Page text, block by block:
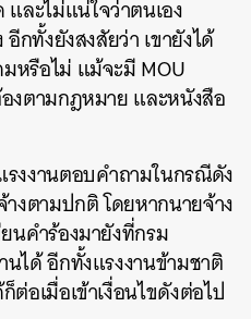
ละไม่แน่ใจว่าตนเอง
อีกทั้งยังสงสัยว่า เขายังได้
หรือไม่ แม้จะมี MOU
งตามกฎหมาย และหนังสือ
รงงานตอบคำถามในกรณีดัง
งตามปกติ โดยหากนายจ้าง
นคำร้องมายังที่กรม
ได้ อีกทั้งแรงงานข้ามชาติ
ต่อเมื่อเข้าเงื่อนไขดังต่อไป
LINE EMAIL